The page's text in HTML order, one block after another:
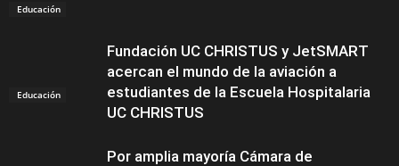
Educación
Educación
Fundación UC CHRISTUS y JetSMART
acercan el mundo de la aviación a
estudiantes de la Escuela Hospitalaria
UC CHRISTUS
Por amplia mayoría Cámara de